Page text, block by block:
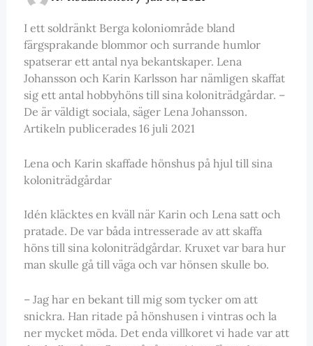
I ett soldränkt Berga koloniområde bland
färgsprakande blommor och surrande humlor
spatserar ett antal nya bekantskaper. Lena
Johansson och Karin Karlsson har nämligen skaffat
sig ett antal hobbyhöns till sina koloniträdgårdar. –
De är väldigt sociala, säger Lena Johansson.
Artikeln publicerades 16 juli 2021
Lena och Karin skaffade hönshus på hjul till sina
koloniträdgårdar
Idén kläcktes en kväll när Karin och Lena satt och
pratade. De var båda intresserade av att skaffa
höns till sina koloniträdgårdar. Kruxet var bara hur
man skulle gå till väga och var hönsen skulle bo.
– Jag har en bekant till mig som tycker om att
snickra. Han ritade på hönshusen i vintras och la
ner mycket möda. Det enda villkoret vi hade var att